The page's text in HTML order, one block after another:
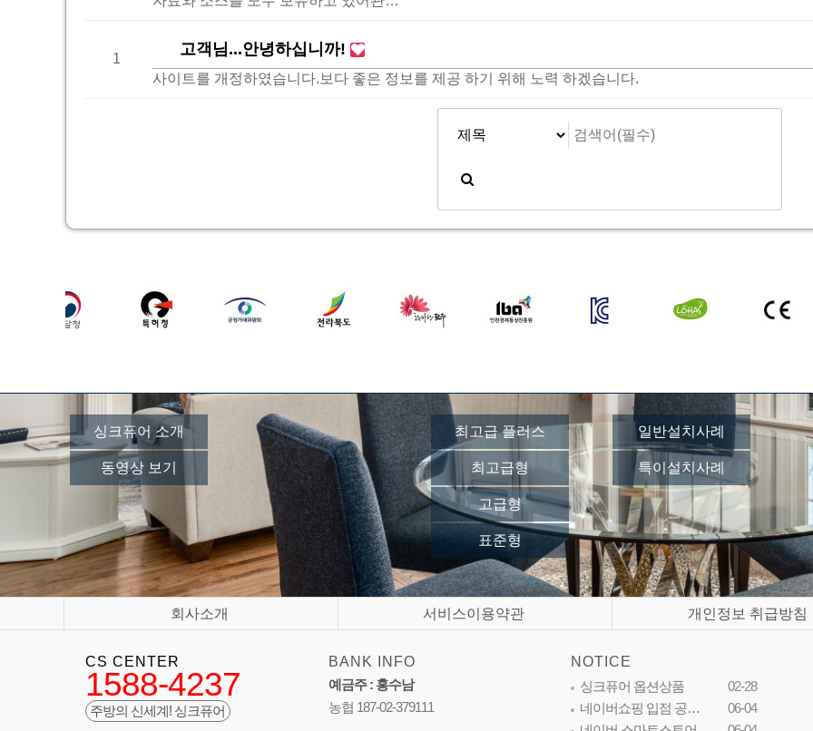
1
고객님...안녕하십니까!
사이트를 개정하였습니다.보다 좋은 정보를 제공 하기 위해 노력 하겠습니다.
싱크퓨어 소개
동영상 보기
최고급 플러스
최고급형
고급형
표준형
일반설치사례
특이설치사례
회사소개 서비스이용약관 개인정보 취급방침
CS CENTER
1588-4237
주방의 신세계! 싱크퓨어
BANK INFO
예금주 : 홍수남
농협 187-02-379111
NOTICE
싱크퓨어 옵션상품
02-28
네이버쇼핑 입점 공…
06-04